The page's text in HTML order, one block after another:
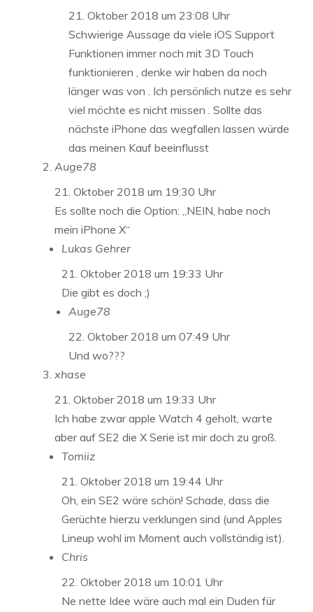
21. Oktober 2018 um 23:08 Uhr
Schwierige Aussage da viele iOS Support
Funktionen immer noch mit 3D Touch
funktionieren , denke wir haben da noch
länger was von . Ich persönlich nutze es sehr
viel möchte es nicht missen . Sollte das
nächste iPhone das wegfallen lassen würde
das meinen Kauf beeinflusst
Auge78
21. Oktober 2018 um 19:30 Uhr
Es sollte noch die Option: „NEIN, habe noch
mein iPhone X“
Lukas Gehrer
21. Oktober 2018 um 19:33 Uhr
Die gibt es doch ;)
Auge78
22. Oktober 2018 um 07:49 Uhr
Und wo???
xhase
21. Oktober 2018 um 19:33 Uhr
Ich habe zwar apple Watch 4 geholt, warte
aber auf SE2 die X Serie ist mir doch zu groß.
Tomiiz
21. Oktober 2018 um 19:44 Uhr
Oh, ein SE2 wäre schön! Schade, dass die
Gerüchte hierzu verklungen sind (und Apples
Lineup wohl im Moment auch vollständig ist).
Chris
22. Oktober 2018 um 10:01 Uhr
Ne nette Idee wäre auch mal ein Duden für